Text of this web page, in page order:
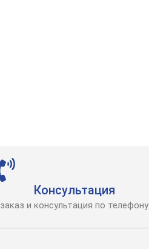
Консультация
заказ и консультация по телефону